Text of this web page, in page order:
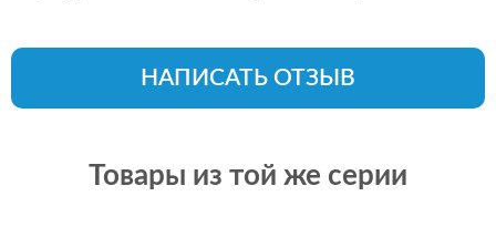
НАПИСАТЬ ОТЗЫВ
Товары из той же серии